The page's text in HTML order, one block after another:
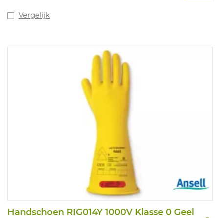
Vergelijk
Handschoen RIG014Y 1000V Klasse 0 Geel